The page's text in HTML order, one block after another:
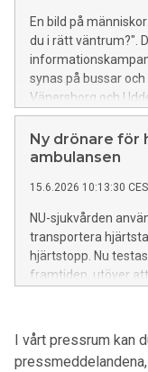
En bild på
du i rätt väntrum?".
synas på bussar
Vänersborg och
Ny drönare för
ambulansen
15.6.2026 10:13:30
NU-sjukvården
transportera
hjärtstopp. Nu
framtiden, utöver
I vårt pressrum kan